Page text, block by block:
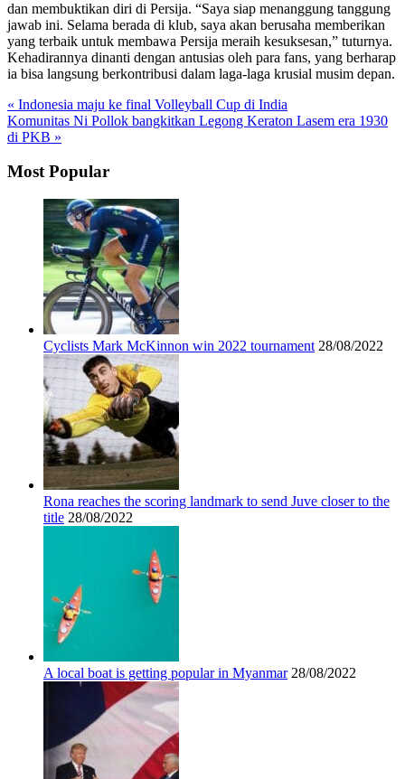
dan membuktikan diri di Persija. “Saya siap menanggung tanggung
jawab ini. Selama berada di klub, saya akan berusaha memberikan
yang terbaik untuk membawa Persija meraih kesuksesan,” tuturnya.
Kehadirannya dinanti dengan antusias oleh para fans, yang berharap
ia bisa langsung berkontribusi dalam laga-laga krusial musim depan.
« Indonesia maju ke final Volleyball Cup di India
Komunitas Ni Pollok bangkitkan Legong Keraton Lasem era 1930
di PKB »
Most Popular
Cyclists Mark McKinnon win 2022 tournament 28/08/2022
Rona reaches the scoring landmark to send Juve closer to the
title 28/08/2022
A local boat is getting popular in Myanmar 28/08/2022